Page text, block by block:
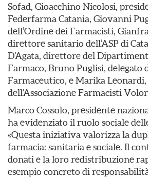
Sofad, Gioacchino Nicolosi,
Federfarma Catania, Giovanni
dell’Ordine dei Farmacisti,
direttore sanitario dell’ASP di
D’Agata, direttore del
Farmaco, Bruno Puglisi, delegato
Farmaceutico, e Marika
dell’Associazione Farmacisti
Marco Cossolo, presidente
ha evidenziato il ruolo sociale
«Questa iniziativa valorizza la
farmacia: sanitaria e sociale. Il
donati e la loro redistribuzione
esempio concreto di